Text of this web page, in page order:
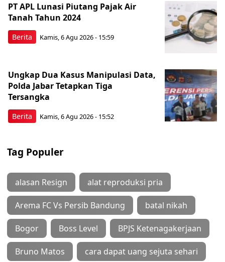
Berita
PT APL Lunasi Piutang Pajak Air
Tanah Tahun 2024
Kamis, 6 Agu 2026 - 15:59
Berita
Ungkap Dua Kasus Manipulasi Data,
Polda Jabar Tetapkan Tiga
Tersangka
Kamis, 6 Agu 2026 - 15:52
Tag Populer
alasan Resign alat reproduksi pria
Arema FC Vs Persib Bandung batal nikah
Bogor Boss Level BPJS Ketenagakerjaan
Bruno Matos cara dapat uang sejuta sehari